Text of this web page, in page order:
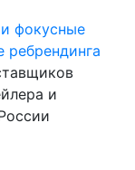
фокусные
ребрендинга
и